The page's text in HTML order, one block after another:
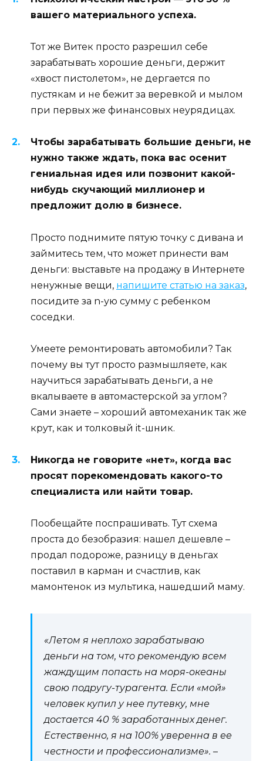
вашего материального успеха.
Тот же Витек просто разрешил себе
зарабатывать хорошие деньги, держит
«хвост пистолетом», не дергается по
пустякам и не бежит за веревкой и мылом
при первых же финансовых неурядицах.
Чтобы зарабатывать большие деньги, не
нужно также ждать, пока вас осенит
гениальная идея или позвонит какой-
нибудь скучающий миллионер и
предложит долю в бизнесе.
Просто поднимите пятую точку с дивана и
займитесь тем, что может принести вам
деньги: выставьте на продажу в Интернете
ненужные вещи, напишите статью на заказ,
посидите за n-ую сумму с ребенком
соседки.
Умеете ремонтировать автомобили? Так
почему вы тут просто размышляете, как
научиться зарабатывать деньги, а не
вкалываете в автомастерской за углом?
Сами знаете – хороший автомеханик так же
крут, как и толковый it-шник.
Никогда не говорите «нет», когда вас
просят порекомендовать какого-то
специалиста или найти товар.
Пообещайте поспрашивать. Тут схема
проста до безобразия: нашел дешевле –
продал подороже, разницу в деньгах
поставил в карман и счастлив, как
мамонтенок из мультика, нашедший маму.
«Летом я неплохо зарабатываю
деньги на том, что рекомендую всем
жаждущим попасть на моря-океаны
свою подругу-турагента. Если «мой»
человек купил у нее путевку, мне
достается 40 % заработанных денег.
Естественно, я на 100% уверенна в ее
честности и профессионализме». –